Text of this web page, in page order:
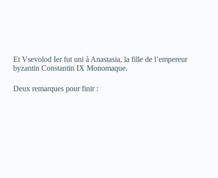
Et Vsevolod Ier fut uni à Anastasia, la fille de l’empereur
byzantin Constantin IX Monomaque.
Deux remarques pour finir :